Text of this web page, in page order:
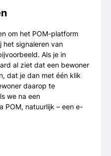
om het POM-platform
het signaleren van
Als je in
al ziet dat een bewoner
dat je dan met één klik
daarop te
we na een
POM, natuurlijk – een e-